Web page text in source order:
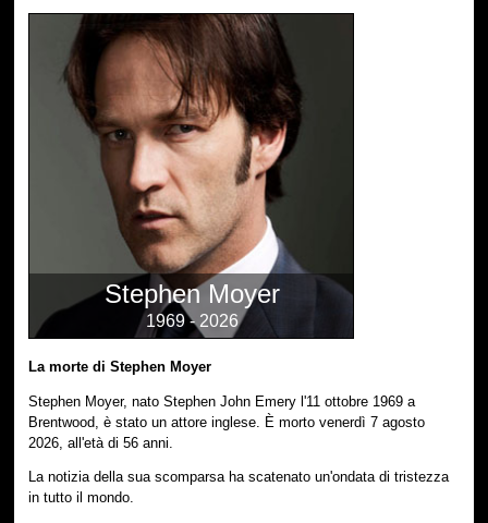
Stephen Moyer
1969 - 2026
La morte di Stephen Moyer
Stephen Moyer, nato Stephen John Emery l'11 ottobre 1969 a
Brentwood, è stato un attore inglese. È morto venerdì 7 agosto
2026, all'età di 56 anni.
La notizia della sua scomparsa ha scatenato un'ondata di tristezza
in tutto il mondo.